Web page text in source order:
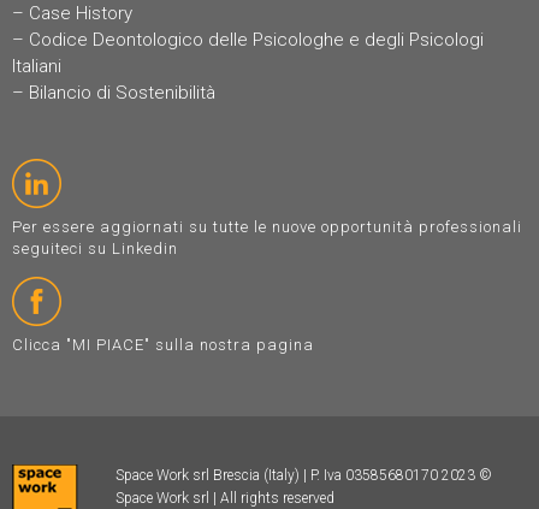
– Case History
– Codice Deontologico delle Psicologhe e degli Psicologi
Italiani
– Bilancio di Sostenibilità
Per essere aggiornati su tutte le nuove opportunità professionali
seguiteci su Linkedin
Clicca "MI PIACE" sulla nostra pagina
Space Work srl Brescia (Italy) | P. Iva 03585680170 2023 ©
Space Work srl | All rights reserved